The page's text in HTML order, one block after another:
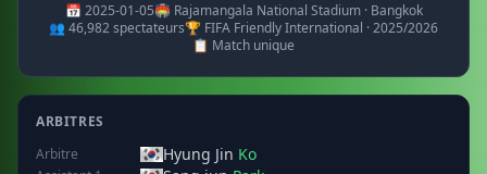
📅 2025-01-05🏟️ Rajamangala National Stadium · Bangkok
👥 46,982 spectateurs🏆 FIFA Friendly International · 2025/2026
📋 Match unique
ARBITRES
Arbitre
Hyung Jin Ko